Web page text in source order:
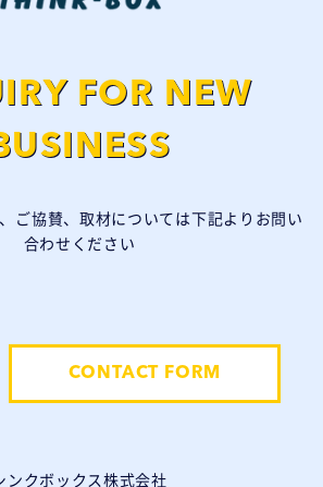
FOR NEW
ご協賛、取材については下記よりお問い
合わせください
CONTACT FORM
ンクボックス株式会社